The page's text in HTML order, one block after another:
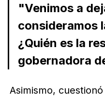
"Venimos a
consideramos
¿Quién es la
gobernadora
Asimismo,